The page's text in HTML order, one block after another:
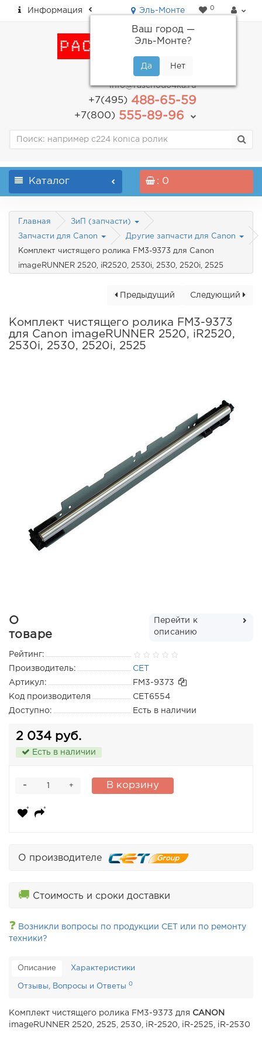
Информация Эль-Монте
Ваш город —
Эль-Монте?
0
пн-пт: с 9.00 до 18.00
info@raschodo4ka.ru
+7(495)488-65-59
+7(800)555-89-96
Каталог : 0
Главная ЗиП (запчасти)
Запчасти для Canon Другие запчасти для Canon
Комплект чистящего ролика FM3-9373 для Canon
imageRUNNER 2520, iR2520, 2530i, 2530, 2520i, 2525
Следующий
Предыдущий
Комплект чистящего ролика FM3-9373
для Canon imageRUNNER 2520, iR2520,
2530i, 2530, 2520i, 2525
О
товаре
Перейти к
описанию
Рейтинг:
Производитель:
CET
Артикул:
FM3-9373
Код производителя
CET6554
Доступно:
Есть в наличии
2 034 руб.
Есть в наличии
+
- В корзину
О производителе
🚚 Стоимость и сроки доставки
❓ Возникли вопросы по продукции CET или по ремонту
техники?
Описание Характеристики
Отзывы, Вопросы и Ответы 0
Комплект чистящего ролика FM3-9373 для CANON
imageRUNNER 2520, 2525, 2530, iR-2520, iR-2525, iR-2530